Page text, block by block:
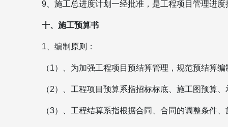
9、施工总进度计划一经批准，是工程项目管理进
十、施工预算书
1、编制原则：
（1）、为加强工程项目预结算管理，规范预结算
（2）、工程项目预算系指招标标底、施工图预算
（3）、工程结算系指根据合同、合同的调整条件